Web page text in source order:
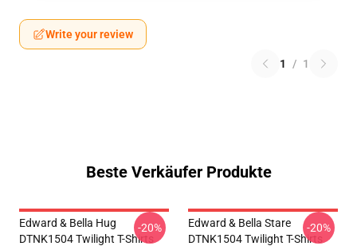
Write your review
1 / 1
Beste Verkäufer Produkte
Edward & Bella Hug
DTNK1504 Twilight T-Shirts
-20%
Edward & Bella Stare
DTNK1504 Twilight T-Shirts
-20%